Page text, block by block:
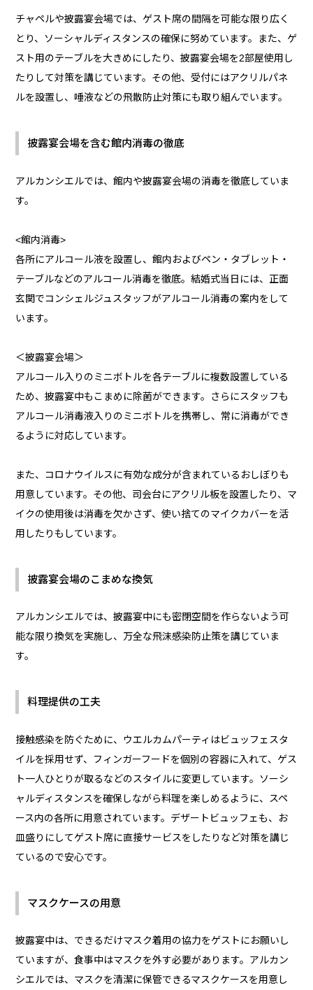
チャペルや披露宴会場では、ゲスト席の間隔を可能な限り広く
とり、ソーシャルディスタンスの確保に努めています。また、ゲ
スト用のテーブルを大きめにしたり、披露宴会場を2部屋使用し
たりして対策を講じています。その他、受付にはアクリルパネ
ルを設置し、唾液などの飛散防止対策にも取り組んでいます。
披露宴会場を含む館内消毒の徹底
アルカンシエルでは、館内や披露宴会場の消毒を徹底していま
す。
<館内消毒>
各所にアルコール液を設置し、館内およびペン・タブレット・
テーブルなどのアルコール消毒を徹底。結婚式当日には、正面
玄関でコンシェルジュスタッフがアルコール消毒の案内をして
います。
＜披露宴会場＞
アルコール入りのミニボトルを各テーブルに複数設置している
ため、披露宴中もこまめに除菌ができます。さらにスタッフも
アルコール消毒液入りのミニボトルを携帯し、常に消毒ができ
るように対応しています。
また、コロナウイルスに有効な成分が含まれているおしぼりも
用意しています。その他、司会台にアクリル板を設置したり、マ
イクの使用後は消毒を欠かさず、使い捨てのマイクカバーを活
用したりもしています。
披露宴会場のこまめな換気
アルカンシエルでは、披露宴中にも密閉空間を作らないよう可
能な限り換気を実施し、万全な飛沫感染防止策を講じていま
す。
料理提供の工夫
接触感染を防ぐために、ウエルカムパーティはビュッフェスタ
イルを採用せず、フィンガーフードを個別の容器に入れて、ゲス
ト一人ひとりが取るなどのスタイルに変更しています。ソーシ
ャルディスタンスを確保しながら料理を楽しめるように、スペ
ース内の各所に用意されています。デザートビュッフェも、お
皿盛りにしてゲスト席に直接サービスをしたりなど対策を講じ
ているので安心です。
マスクケースの用意
披露宴中は、できるだけマスク着用の協力をゲストにお願いし
ていますが、食事中はマスクを外す必要があります。アルカン
シエルでは、マスクを清潔に保管できるマスクケースを用意し